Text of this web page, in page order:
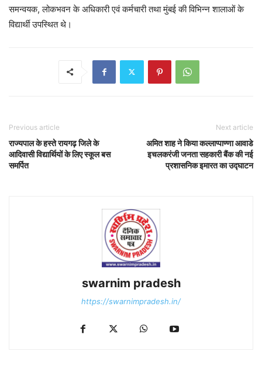
समन्वयक, लोकभवन के अधिकारी एवं कर्मचारी तथा मुंबई की विभिन्न शालाओं के
विद्यार्थी उपस्थित थे।
Previous article
राज्यपाल के हस्ते रायगढ़ जिले के
आदिवासी विद्यार्थियों के लिए स्कूल बस
समर्पित
Next article
अमित शाह ने किया कल्लाप्पाण्णा आवाडे
इचलकरंजी जनता सहकारी बैंक की नई
प्रशासनिक इमारत का उद्घाटन
swarnim pradesh
https://swarnimpradesh.in/